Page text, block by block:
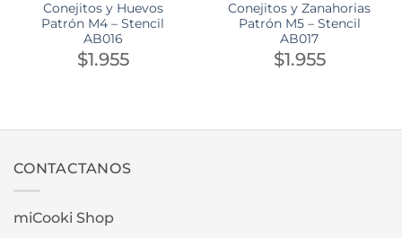
Conejitos y Huevos
Patrón M4 – Stencil
AB016
$1.955
Conejitos y Zanahorias
Patrón M5 – Stencil
AB017
$1.955
CONTACTANOS
miCooki Shop